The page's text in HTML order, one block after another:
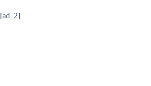
[ad_2]